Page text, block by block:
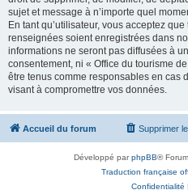
sujet et message à n’importe quel
En tant qu’utilisateur, vous acceptez
renseignées soient enregistrées dans
informations ne seront pas diffusées à
consentement, ni « Office du tourisme
être tenus comme responsables en cas
visant à compromettre vos données.
Accueil du forum Supprimer
Développé parphpBB®
Traduction française
Confidentialité